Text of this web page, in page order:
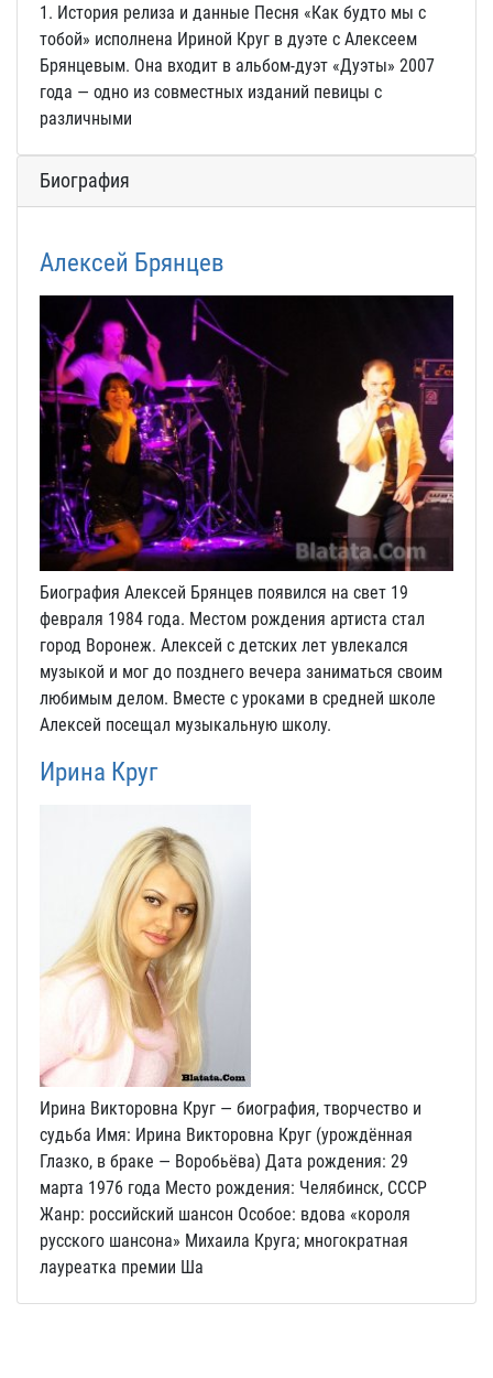
1. История релиза и данные Песня «Как будто мы с
тобой» исполнена Ириной Круг в дуэте с Алексеем
Брянцевым. Она входит в альбом-дуэт «Дуэты» 2007
года — одно из совместных изданий певицы с
различными
Биография
Алексей Брянцев
Биография Алексей Брянцев появился на свет 19
февраля 1984 года. Местом рождения артиста стал
город Воронеж. Алексей с детских лет увлекался
музыкой и мог до позднего вечера заниматься своим
любимым делом. Вместе с уроками в средней школе
Алексей посещал музыкальную школу.
Ирина Круг
Ирина Викторовна Круг — биография, творчество и
судьба Имя: Ирина Викторовна Круг (урождённая
Глазко, в браке — Воробьёва) Дата рождения: 29
марта 1976 года Место рождения: Челябинск, СССР
Жанр: российский шансон Особое: вдова «короля
русского шансона» Михаила Круга; многократная
лауреатка премии Ша